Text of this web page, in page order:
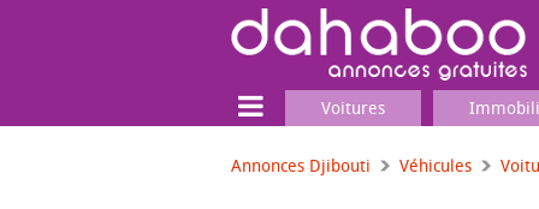
Voitures
Annonces Djibouti Véhicules